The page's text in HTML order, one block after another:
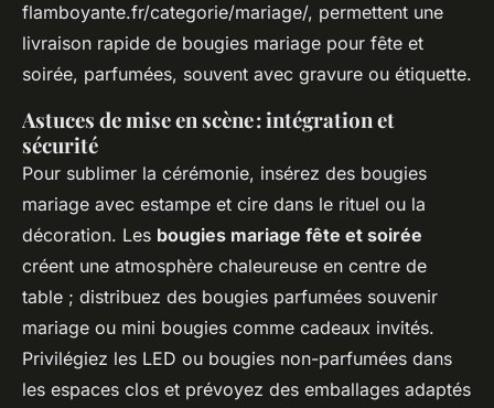
flamboyante.fr/categorie/mariage/, permettent une
livraison rapide de bougies mariage pour fête et
soirée, parfumées, souvent avec gravure ou étiquette.
Astuces de mise en scène : intégration et
sécurité
Pour sublimer la cérémonie, insérez des bougies
mariage avec estampe et cire dans le rituel ou la
décoration. Les bougies mariage fête et soirée
créent une atmosphère chaleureuse en centre de
table ; distribuez des bougies parfumées souvenir
mariage ou mini bougies comme cadeaux invités.
Privilégiez les LED ou bougies non-parfumées dans
les espaces clos et prévoyez des emballages adaptés